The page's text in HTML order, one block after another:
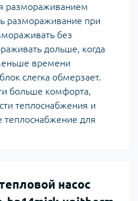
размораживанием
размораживание при
без
дольше, когда
времени
слегка обмерзает.
больше комфорта,
теплоснабжения и
теплоснабжение для
насос